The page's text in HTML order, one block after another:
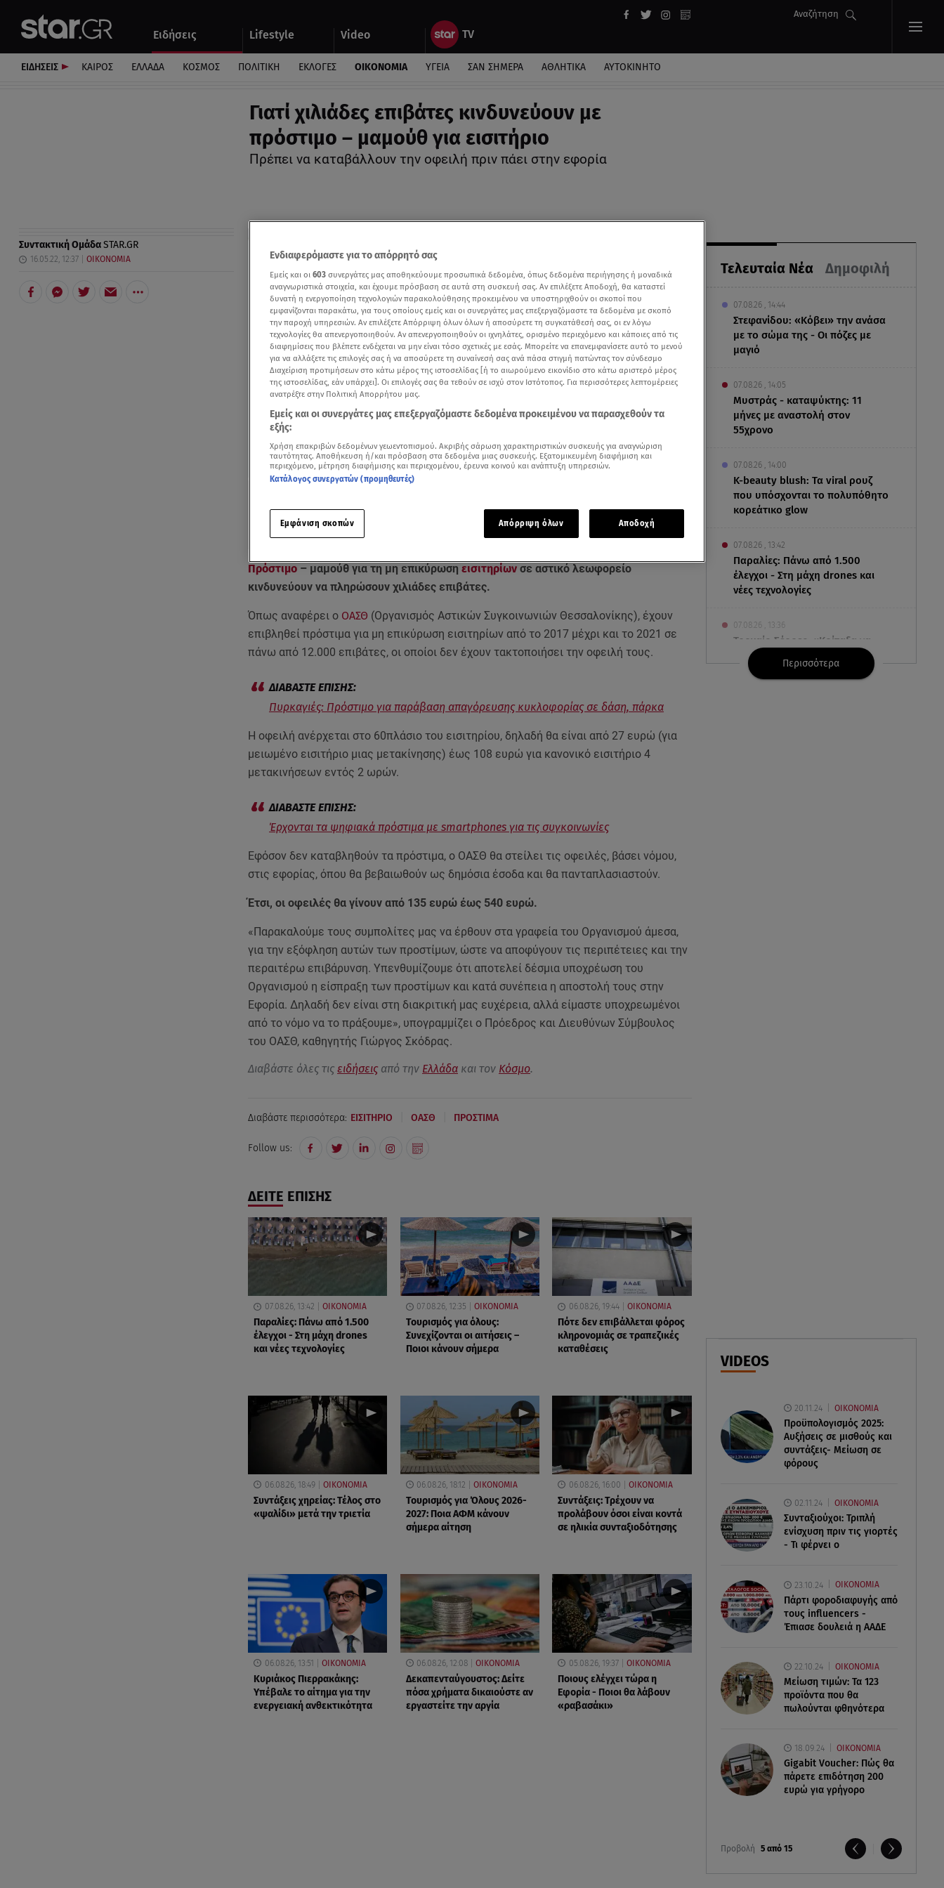
Ειδήσεις Lifestyle Video
Αναζήτηση
Αυτοκίνητο
ΕΙΔΗΣΕΙΣ ΚΑΙΡΟΣ ΕΛΛΑΔΑ ΚΟΣΜΟΣ ΠΟΛΙΤΙΚΗ ΕΚΛΟΓΕΣ ΟΙΚΟΝΟΜΙΑ ΥΓΕΙΑ ΣΑΝ ΣΗΜΕΡΑ ΑΘΛΗΤΙΚΑ ΑΥΤΟΚΙΝΗΤΟ
Γιατί χιλιάδες επιβάτες κινδυνεύουν με
πρόστιμο – μαμούθ για εισιτήριο
Πρέπει να καταβάλλουν την οφειλή πριν πάει στην εφορία
Τελευταία Νέα Δημοφιλή
07.08.26 , 14:44
Στεφανίδου: «Κόβει» την ανάσα
με το σώμα της - Οι πόζες με
μαγιό
07.08.26 , 14:05
Μυστράς - καταψύκτης: 11
μήνες με αναστολή στον
55χρονο
07.08.26 , 14:00
K-beauty blush: Τα viral ρουζ
που υπόσχονται το πολυπόθητο
κορεάτικο glow
07.08.26 , 13:42
Παραλίες: Πάνω από 1.500
έλεγχοι - Στη μάχη drones και
νέες τεχνολογίες
07.08.26 , 13:36
Τροχαίο Σέρρες: «Κοίταξα να
φύγω αριστερά, αλλά δεν
πρόλαβα»
Παρουσιάστρια κοιμήθηκε on
Περισσότερα
VIDEOS
20.11.24 ΟΙΚΟΝΟΜΙΑ
Προϋπολογισμός 2025:
Αυξήσεις σε μισθούς και
συντάξεις- Μείωση σε
φόρους
02.11.24 ΟΙΚΟΝΟΜΙΑ
Συνταξιούχοι: Τριπλή
ενίσχυση πριν τις γιορτές
- Τι φέρνει ο
23.10.24 ΟΙΚΟΝΟΜΙΑ
Πάρτι φοροδιαφυγής από
τους influencers -
Έπιασε δουλειά η ΑΑΔΕ
22.10.24 ΟΙΚΟΝΟΜΙΑ
Μείωση τιμών: Τα 123
προϊόντα που θα
πωλούνται φθηνότερα
18.09.24 ΟΙΚΟΝΟΜΙΑ
Gigabit Voucher: Πώς θα
πάρετε επιδότηση 200
ευρώ για γρήγορο
Προβολή 5 από 15
Συντακτική ΟμάδαSTAR.GR
16.05.22, 12:37 ΟΙΚΟΝΟΜΙΑ
Add star.gr on Google
Πρόστιμο– μαμούθ για τη μη επικύρωση εισιτηρίωνσε αστικό λεωφορείο
κινδυνεύουν να πληρώσουν χιλιάδες επιβάτες.
Όπως αναφέρει ο ΟΑΣΘ (Οργανισμός Αστικών Συγκοινωνιών Θεσσαλονίκης), έχουν
επιβληθεί πρόστιμα για μη επικύρωση εισιτηρίων από το 2017 μέχρι και το 2021 σε
πάνω από 12.000 επιβάτες, οι οποίοι δεν έχουν τακτοποιήσει την οφειλή τους.
Πυρκαγιές: Πρόστιμο για παράβαση απαγόρευσης κυκλοφορίας σε δάση, πάρκα
Η οφειλή ανέρχεται στο 60πλάσιο του εισιτηρίου, δηλαδή θα είναι από 27 ευρώ (για
μειωμένο εισιτήριο μιας μετακίνησης) έως 108 ευρώ για κανονικό εισιτήριο 4
μετακινήσεων εντός 2 ωρών.
Έρχονται τα ψηφιακά πρόστιμα με smartphones για τις συγκοινωνίες
Εφόσον δεν καταβληθούν τα πρόστιμα, ο ΟΑΣΘ θα στείλει τις οφειλές, βάσει νόμου,
στις εφορίας, όπου θα βεβαιωθούν ως δημόσια έσοδα και θα πανταπλασιαστούν.
Έτσι, οι οφειλές θα γίνουν από 135 ευρώ έως 540 ευρώ.
«Παρακαλούμε τους συμπολίτες μας να έρθουν στα γραφεία του Οργανισμού άμεσα,
για την εξόφληση αυτών των προστίμων, ώστε να αποφύγουν τις περιπέτειες και την
περαιτέρω επιβάρυνση. Υπενθυμίζουμε ότι αποτελεί δέσμια υποχρέωση του
Οργανισμού η είσπραξη των προστίμων και κατά συνέπεια η αποστολή τους στην
Εφορία. Δηλαδή δεν είναι στη διακριτική μας ευχέρεια, αλλά είμαστε υποχρεωμένοι
από το νόμο να το πράξουμε», υπογραμμίζει ο Πρόεδρος και Διευθύνων Σύμβουλος
του ΟΑΣΘ, καθηγητής Γιώργος Σκόδρας.
Διαβάστε όλες τις ειδήσειςαπό την Ελλάδακαι τον Κόσμο.
Διαβάστε περισσότερα: ΕΙΣΙΤΗΡΙΟ ΟΑΣΘ ΠΡΟΣΤΙΜΑ
Follow us:
ΔΕΙΤΕ ΕΠΙΣΗΣ
07.08.26, 13:42 ΟΙΚΟΝΟΜΙΑ
Παραλίες: Πάνω από 1.500
έλεγχοι - Στη μάχη drones
και νέες τεχνολογίες
07.08.26, 12:35 ΟΙΚΟΝΟΜΙΑ
Τουρισμός για όλους:
Συνεχίζονται οι αιτήσεις –
Ποιοι κάνουν σήμερα
06.08.26, 19:44 ΟΙΚΟΝΟΜΙΑ
Πότε δεν επιβάλλεται φόρος
κληρονομιάς σε τραπεζικές
καταθέσεις
06.08.26, 18:49 ΟΙΚΟΝΟΜΙΑ
Συντάξεις χηρείας: Τέλος στο
«ψαλίδι» μετά την τριετία
06.08.26, 18:12 ΟΙΚΟΝΟΜΙΑ
Τουρισμός για Όλους 2026-
2027: Ποια ΑΦΜ κάνουν
σήμερα αίτηση
06.08.26, 16:00 ΟΙΚΟΝΟΜΙΑ
Συντάξεις: Τρέχουν να
προλάβουν όσοι είναι κοντά
σε ηλικία συνταξιοδότησης
06.08.26, 13:51 ΟΙΚΟΝΟΜΙΑ
Κυριάκος Πιερρακάκης:
Υπέβαλε το αίτημα για την
ενεργειακή ανθεκτικότητα
06.08.26, 12:08 ΟΙΚΟΝΟΜΙΑ
Δεκαπενταύγουστος: Δείτε
πόσα χρήματα δικαιούστε αν
εργαστείτε την αργία
05.08.26, 19:37 ΟΙΚΟΝΟΜΙΑ
Ποιους ελέγχει τώρα η
Εφορία - Ποιοι θα λάβουν
«ραβασάκι»
Ενδιαφερόμαστε για το απόρρητό σας
Εμείς και οι 603 συνεργάτες μας αποθηκεύουμε προσωπικά δεδομένα, όπως δεδομένα περιήγησης ή μοναδικά
αναγνωριστικά στοιχεία, και έχουμε πρόσβαση σε αυτά στη συσκευή σας. Αν επιλέξετε Αποδοχή, θα καταστεί
δυνατή η ενεργοποίηση τεχνολογιών παρακολούθησης προκειμένου να υποστηριχθούν οι σκοποί που
εμφανίζονται παρακάτω, για τους οποίους εμείς και οι συνεργάτες μας επεξεργαζόμαστε τα δεδομένα με σκοπό
την παροχή υπηρεσιών. Αν επιλέξετε Απόρριψη όλων όλων ή αποσύρετε τη συγκατάθεσή σας, οι εν λόγω
τεχνολογίες θα απενεργοποιηθούν. Αν απενεργοποιηθούν οι ιχνηλάτες, ορισμένο περιεχόμενο και κάποιες από τις
διαφημίσεις που βλέπετε ενδέχεται να μην είναι τόσο σχετικές με εσάς. Μπορείτε να επανεμφανίσετε αυτό το μενού
για να αλλάξετε τις επιλογές σας ή να αποσύρετε τη συναίνεσή σας ανά πάσα στιγμή πατώντας τον σύνδεσμο
Διαχείριση προτιμήσεων στο κάτω μέρος της ιστοσελίδας [ή το αιωρούμενο εικονίδιο στο κάτω αριστερό μέρος
της ιστοσελίδας, εάν υπάρχει]. Οι επιλογές σας θα τεθούν σε ισχύ στον Ιστότοπος. Για περισσότερες λεπτομέρειες
ανατρέξτε στην Πολιτική Απορρήτου μας.
Εμείς και οι συνεργάτες μας επεξεργαζόμαστε δεδομένα προκειμένου να παρασχεθούν τα
εξής:
Χρήση επακριβών δεδομένων γεωεντοπισμού. Ακριβής σάρωση χαρακτηριστικών συσκευής για αναγνώριση
ταυτότητας. Αποθήκευση ή/και πρόσβαση στα δεδομένα μιας συσκευής. Εξατομικευμένη διαφήμιση και
περιεχόμενο, μέτρηση διαφήμισης και περιεχομένου, έρευνα κοινού και ανάπτυξη υπηρεσιών.
Κατάλογος συνεργατών (προμηθευτές)
Εμφάνιση σκοπών Απόρριψη όλων Αποδοχή